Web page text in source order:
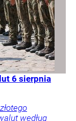
6 sierpnia
według